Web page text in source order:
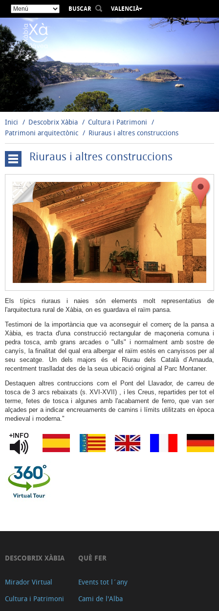
BUSCAR
VALENCIÀ
ESPAÑOL
DEUTSCH
РУССКИЙ
Inici Descobrix Xàbia
Cultura i Patrimoni
Patrimoni arquitectònic
Riuraus i altres construccions
Arquitectura
medieval
i
moderna
Museu
Arqueològic
i
Etnogràfic
Soler
Blasco
Església
de
Sant
Bertomeu
Mercat
Municipal
d'Abastiments
Ajuntament
Fossar
Medieval
Capella
Santa
Anna
(Antiga
de
Convent
de
Riuraus i altres construccions
Els típics riuraus i naies són elements molt representatius de
l'arquitectura rural de Xàbia, on es guardava el raïm pansa.
Testimoni de la importància que va aconseguir el comerç de la pansa a
Xàbia, es tracta d'una construcció rectangular de maçoneria comuna i
pedra tosca, amb grans arcades o "ulls" i normalment amb sostre de
canyís, la finalitat del qual era albergar el raïm estés en canyissos per al
seu secatge. Un dels majors és el Riurau dels Català d´Arnauda,
recentment traslladat des de la seua ubicació original al Parc Montaner.
Destaquen altres contruccions com el Pont del Llavador, de carreu de
tosca de 3 arcs rebaixats (s. XVI-XVII) , i les Creus, repartides per tot el
terme, fetes de tosca i algunes amb l'acabament de ferro, que van ser
alçades per a indicar encreuaments de camins i límits utilitzats en època
medieval i moderna."
DESCOBRIX XÀBIA
Mirador Virtual
Cultura i Patrimoni
QUÈ FER
Events tot l´any
Cami de l'Alba